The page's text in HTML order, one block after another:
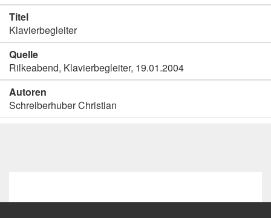
Titel
Klavierbegleiter
Quelle
Rilkeabend, Klavierbegleiter, 19.01.2004
Autoren
Schreiberhuber Christian